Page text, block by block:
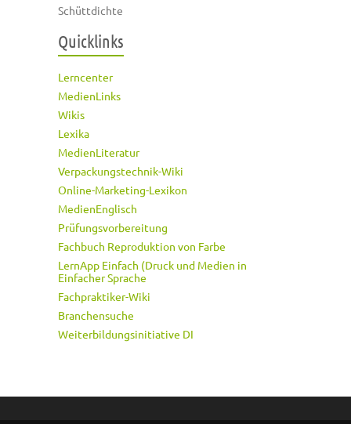
Schüttdichte
Quicklinks
Lerncenter
MedienLinks
Wikis
Lexika
MedienLiteratur
Verpackungstechnik-Wiki
Online-Marketing-Lexikon
MedienEnglisch
Prüfungsvorbereitung
Fachbuch Reproduktion von Farbe
LernApp Einfach (Druck und Medien in
Einfacher Sprache
Fachpraktiker-Wiki
Branchensuche
Weiterbildungsinitiative DI